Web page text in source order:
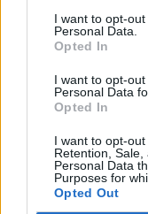
I want to opt-
Personal Data.
Opted In
I want to opt-
Personal Data
Opted In
I want to opt-out
Retention,
Personal Data
Purposes for
Opted Out
годинава 75
меѓудржавен
Путин изрази
лидерите на
На средбата
во светот и
„руската
Украина“,